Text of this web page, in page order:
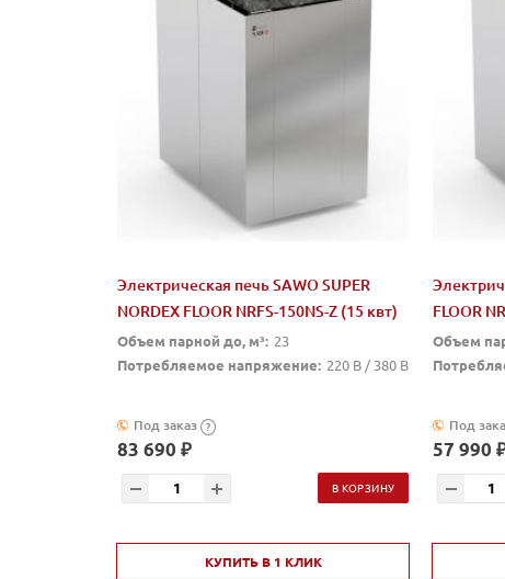
Электрическая печь SAWO SUPER
NORDEX FLOOR NRFS-150NS-Z (15 квт)
Объем парной до, м³: 23
Потребляемое напряжение: 220 В / 380 В
Под заказ ?
83 690 ₽
В КОРЗИНУ
КУПИТЬ В 1 КЛИК
FLOOR
Объем
Под
57 990